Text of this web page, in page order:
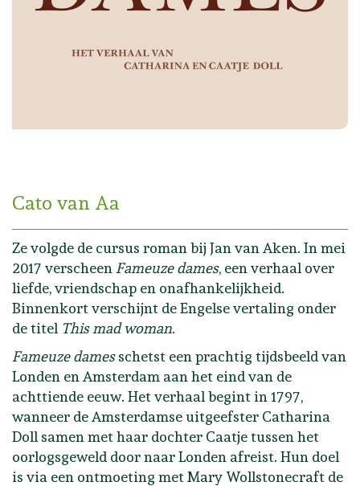
Cato van Aa
Ze volgde de cursus roman bij Jan van Aken. In mei
2017 verscheen Fameuze dames, een verhaal over
liefde, vriendschap en onafhankelijkheid.
Binnenkort verschijnt de Engelse vertaling onder
de titel This mad woman.
Fameuze damesschetst een prachtig tijdsbeeld van
Londen en Amsterdam aan het eind van de
achttiende eeuw. Het verhaal begint in 1797,
wanneer de Amsterdamse uitgeefster Catharina
Doll samen met haar dochter Caatje tussen het
oorlogsgeweld door naar Londen afreist. Hun doel
is via een ontmoeting met Mary Wollstonecraft de